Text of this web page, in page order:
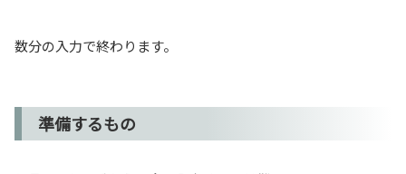
数分の入力で終わります。
準備するもの